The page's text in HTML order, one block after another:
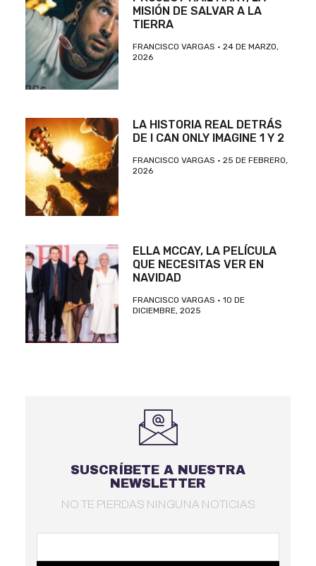
MISIÓN DE SALVAR A LA
TIERRA
FRANCISCO VARGAS
24 DE MARZO,
2026
LA HISTORIA REAL DETRÁS
DE I CAN ONLY IMAGINE 1 Y 2
FRANCISCO VARGAS
25 DE FEBRERO,
2026
ELLA MCCAY, LA PELÍCULA
QUE NECESITAS VER EN
NAVIDAD
FRANCISCO VARGAS
10 DE
DICIEMBRE, 2025
SUSCRÍBETE A NUESTRA
NEWSLETTER
NO TE PIERDAS NINGUNA NOTICIAS